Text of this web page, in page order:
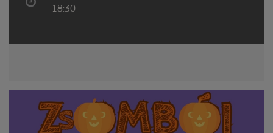
18:30